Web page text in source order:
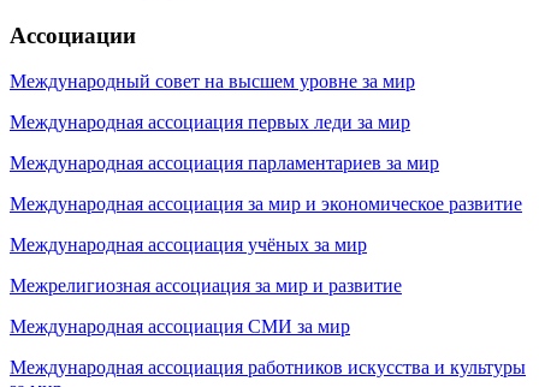
Ассоциации
Международный совет на высшем уровне за мир
Международная ассоциация первых леди за мир
Международная ассоциация парламентариев за мир
Международная ассоциация за мир и экономическое развитие
Международная ассоциация учёных за мир
Межрелигиозная ассоциация за мир и развитие
Международная ассоциация СМИ за мир
Международная ассоциация работников искусства и культуры